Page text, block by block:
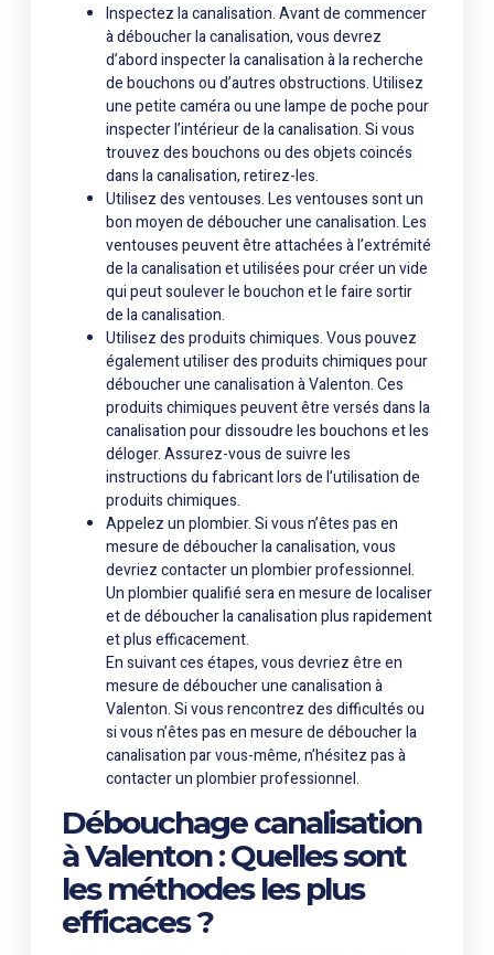
Inspectez la canalisation. Avant de commencer
à déboucher la canalisation, vous devrez
d’abord inspecter la canalisation à la recherche
de bouchons ou d’autres obstructions. Utilisez
une petite caméra ou une lampe de poche pour
inspecter l’intérieur de la canalisation. Si vous
trouvez des bouchons ou des objets coincés
dans la canalisation, retirez-les.
Utilisez des ventouses. Les ventouses sont un
bon moyen de déboucher une canalisation. Les
ventouses peuvent être attachées à l’extrémité
de la canalisation et utilisées pour créer un vide
qui peut soulever le bouchon et le faire sortir
de la canalisation.
Utilisez des produits chimiques. Vous pouvez
également utiliser des produits chimiques pour
déboucher une canalisation à Valenton. Ces
produits chimiques peuvent être versés dans la
canalisation pour dissoudre les bouchons et les
déloger. Assurez-vous de suivre les
instructions du fabricant lors de l’utilisation de
produits chimiques.
Appelez un plombier. Si vous n’êtes pas en
mesure de déboucher la canalisation, vous
devriez contacter un plombier professionnel.
Un plombier qualifié sera en mesure de localiser
et de déboucher la canalisation plus rapidement
et plus efficacement.
En suivant ces étapes, vous devriez être en
mesure de déboucher une canalisation à
Valenton. Si vous rencontrez des difficultés ou
si vous n’êtes pas en mesure de déboucher la
canalisation par vous-même, n’hésitez pas à
contacter un plombier professionnel.
Débouchage canalisation
à Valenton : Quelles sont
les méthodes les plus
efficaces ?